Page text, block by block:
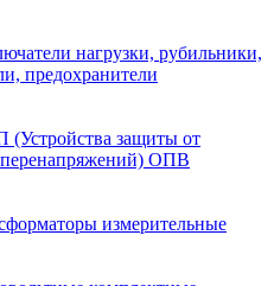
нагрузки, рубильники,
предохранители
защиты от
ОПВ
измерительные